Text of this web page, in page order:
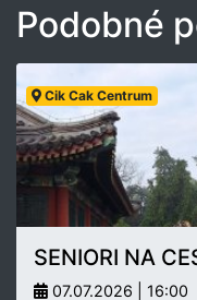
Podobné
Cik Cak Centrum
SENIORI NA
07.07.2026 | 16:00